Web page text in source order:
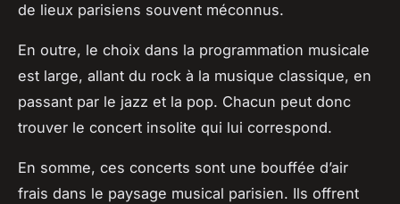
de lieux parisiens souvent méconnus.
En outre, le choix dans la programmation musicale
est large, allant du rock à la musique classique, en
passant par le jazz et la pop. Chacun peut donc
trouver le concert insolite qui lui correspond.
En somme, ces concerts sont une bouffée d’air
frais dans le paysage musical parisien. Ils offrent